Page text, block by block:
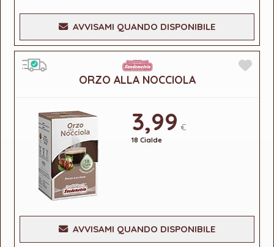
AVVISAMI QUANDO DISPONIBILE
ORZO ALLA NOCCIOLA
3,99 €
18 Cialde
AVVISAMI QUANDO DISPONIBILE